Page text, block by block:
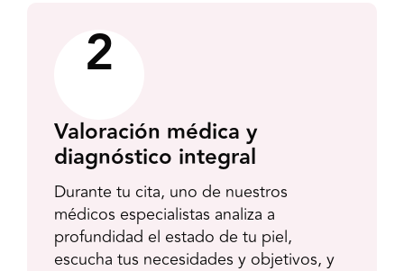
3
Aplica tu tratamiento ideal
Con base en el diagnóstico, agendamos
tu tratamiento con todos los cuidados
previos necesarios, asegurando una
experiencia segura, efectiva y
completamente personalizada.